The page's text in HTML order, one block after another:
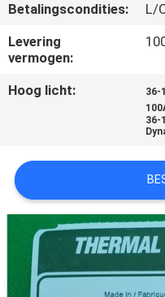
CITAAT
SITEMAP
Betalingscondities:
L/
Levering
vermogen:
Hoog licht: 36-
36-